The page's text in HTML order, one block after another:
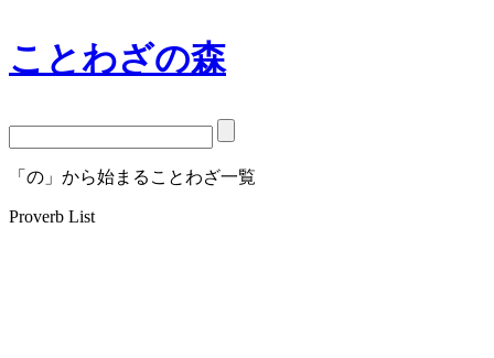
ことわざの森
「の」から始まることわざ一覧
Proverb List